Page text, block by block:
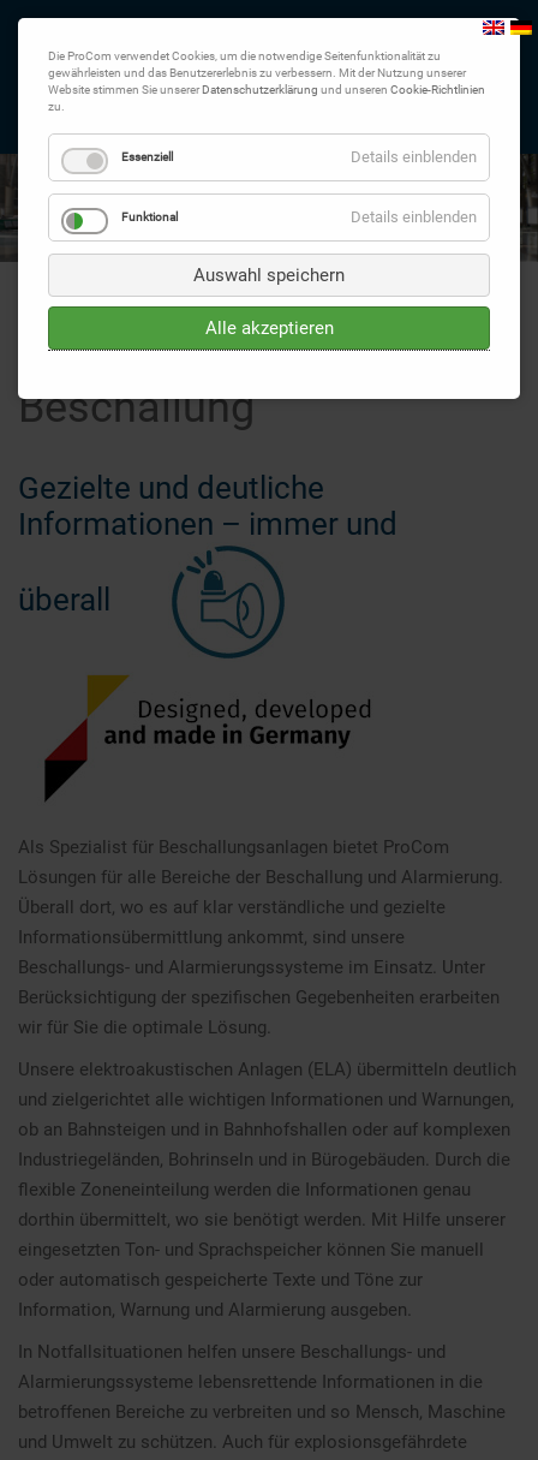
Beschallung
Gezielte und deutliche
Informationen – immer und
überall
Als Spezialist für Beschallungsanlagen bietet ProCom
Lösungen für alle Bereiche der Beschallung und Alarmierung.
Überall dort, wo es auf klar verständliche und gezielte
Informationsübermittlung ankommt, sind unsere
Beschallungs- und Alarmierungssysteme im Einsatz. Unter
Berücksichtigung der spezifischen Gegebenheiten erarbeiten
wir für Sie die optimale Lösung.
Unsere elektroakustischen Anlagen (ELA) übermitteln deutlich
und zielgerichtet alle wichtigen Informationen und Warnungen,
ob an Bahnsteigen und in Bahnhofshallen oder auf komplexen
Industriegeländen, Bohrinseln und in Bürogebäuden. Durch die
flexible Zoneneinteilung werden die Informationen genau
dorthin übermittelt, wo sie benötigt werden. Mit Hilfe unserer
eingesetzten Ton- und Sprachspeicher können Sie manuell
oder automatisch gespeicherte Texte und Töne zur
Information, Warnung und Alarmierung ausgeben.
In Notfallsituationen helfen unsere Beschallungs- und
Alarmierungssysteme lebensrettende Informationen in die
betroffenen Bereiche zu verbreiten und so Mensch, Maschine
und Umwelt zu schützen. Auch für explosionsgefährdete
Die ProCom verwendet Cookies, um die notwendige Seitenfunktionalität zu
gewährleisten und das Benutzererlebnis zu verbessern. Mit der Nutzung unserer
Website stimmen Sie unsererDatenschutzerklärung und unseren Cookie-Richtlinien
zu.
Essenziell Details einblenden
Funktional Details einblenden
Auswahl speichern
Alle akzeptieren